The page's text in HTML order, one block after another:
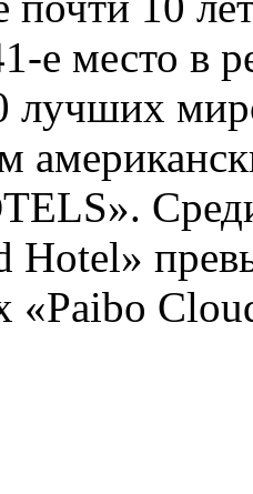
е место в
лучших
Hotel»
«Paibo